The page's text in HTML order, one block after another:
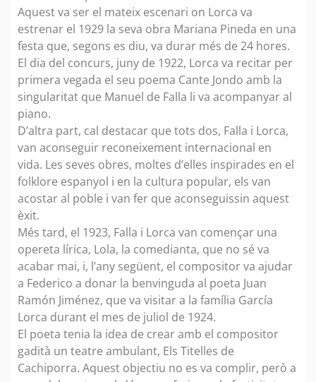
Aquest va ser el mateix escenari on Lorca va
estrenar el 1929 la seva obra Mariana Pineda en una
festa que, segons es diu, va durar més de 24 hores.
El dia del concurs, juny de 1922, Lorca va recitar per
primera vegada el seu poema Cante Jondo amb la
singularitat que Manuel de Falla li va acompanyar al
piano.
D’altra part, cal destacar que tots dos, Falla i Lorca,
van aconseguir reconeixement internacional en
vida. Les seves obres, moltes d’elles inspirades en el
folklore espanyol i en la cultura popular, els van
acostar al poble i van fer que aconseguissin aquest
èxit.
Més tard, el 1923, Falla i Lorca van començar una
opereta lírica, Lola, la comedianta, que no sé va
acabar mai, i, l’any següent, el compositor va ajudar
a Federico a donar la benvinguda al poeta Juan
Ramón Jiménez, que va visitar a la família García
Lorca durant el mes de juliol de 1924.
El poeta tenia la idea de crear amb el compositor
gadità un teatre ambulant, Els Titelles de
Cachiporra. Aquest objectiu no es va complir, però a